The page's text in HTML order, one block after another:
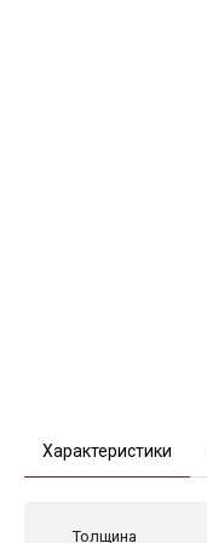
Характеристики
Толщина